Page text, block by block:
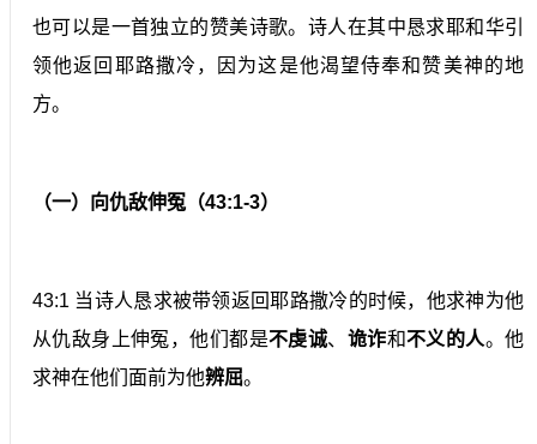
也可以是一首独立的赞美诗歌。诗人在其中恳求耶和华引
领他返回耶路撒冷，因为这是他渴望侍奉和赞美神的地
方。
（一）向仇敌伸冤（43:1-3）
43:1 当诗人恳求被带领返回耶路撒冷的时候，他求神为他
从仇敌身上伸冤，他们都是不虔诚、 诡诈和不义的人。他
求神在他们面前为他辨屈。